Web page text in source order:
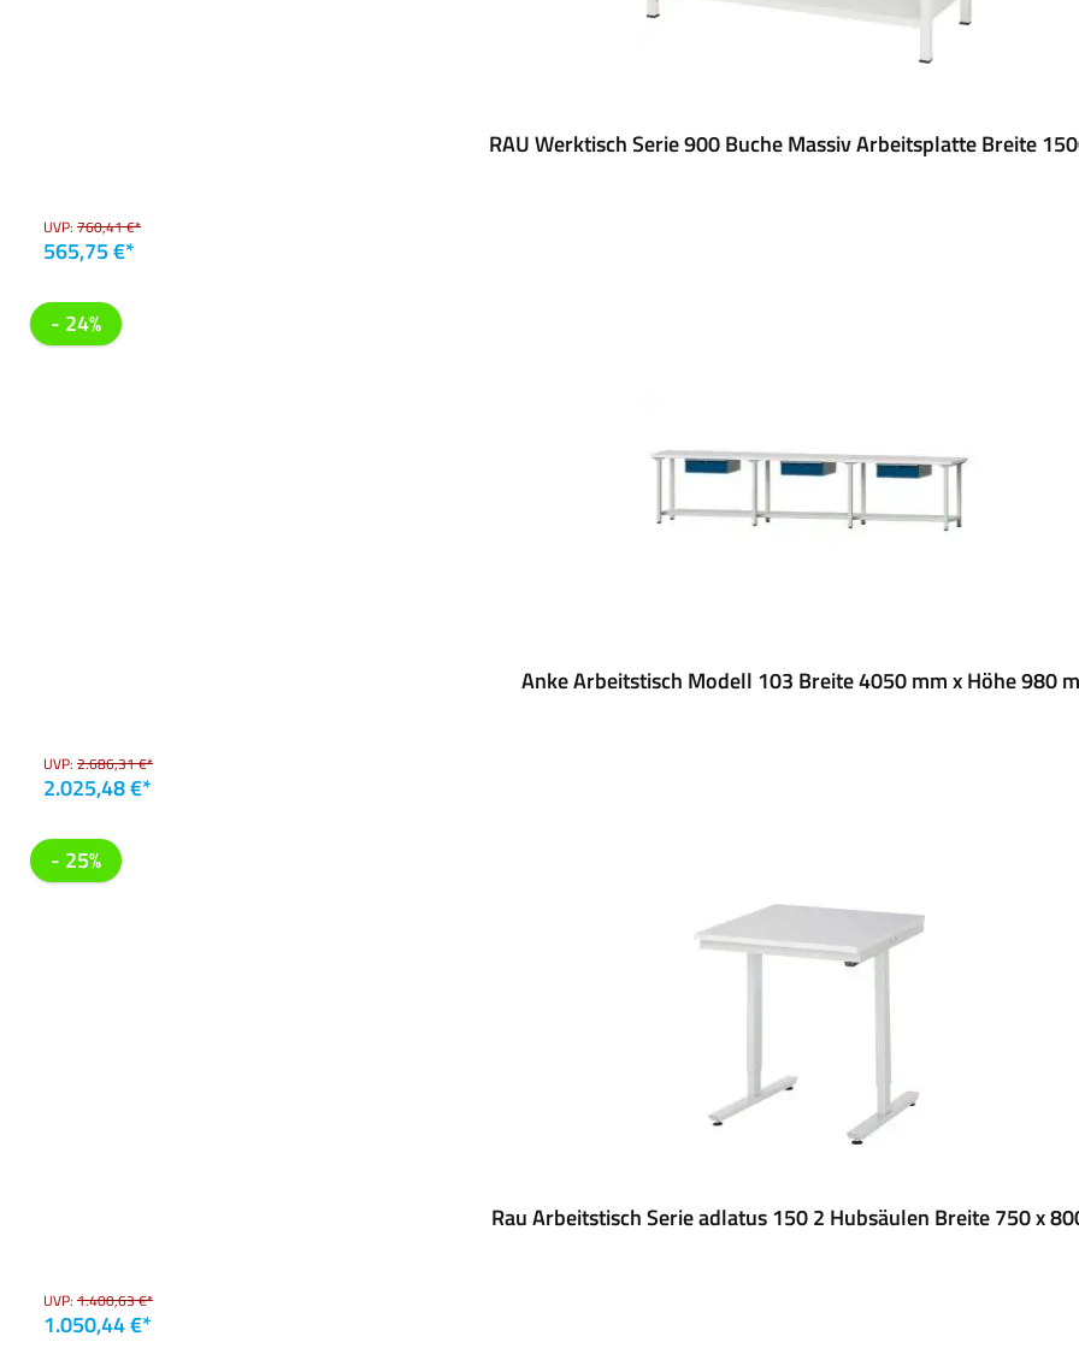
RAU Werktisch Serie 900 Buche Massiv Arbeitsplatte Breite
UVP: 760,41 €*
565,75 €*
- 24%
Anke Arbeitstisch Modell 103 Breite 4050 mm x Höhe 980
UVP: 2.686,31 €*
2.025,48 €*
- 25%
Rau Arbeitstisch Serie adlatus 150 2 Hubsäulen Breite 750 x
UVP: 1.400,63 €*
1.050,44 €*